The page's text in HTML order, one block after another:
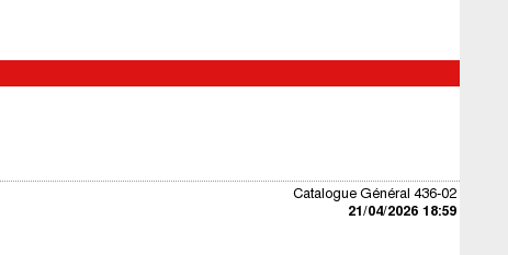
Catalogue Général 436-02
21/04/2026 18:59